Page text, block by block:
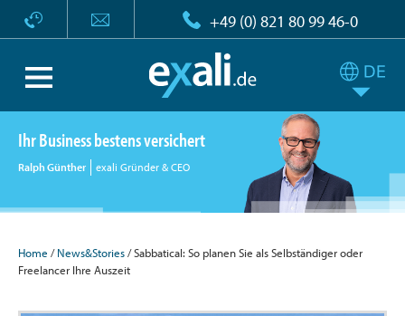
+49 (0) 821 80 99 46-0
Ihr Business bestens versichert
Ralph Günther exali Gründer & CEO
Home /News&Stories/ Sabbatical: So planen Sie als Selbständiger oder
Freelancer Ihre Auszeit